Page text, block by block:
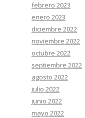
febrero 2023
enero 2023
diciembre 2022
noviembre 2022
octubre 2022
septiembre 2022
agosto 2022
julio 2022
junio 2022
mayo 2022